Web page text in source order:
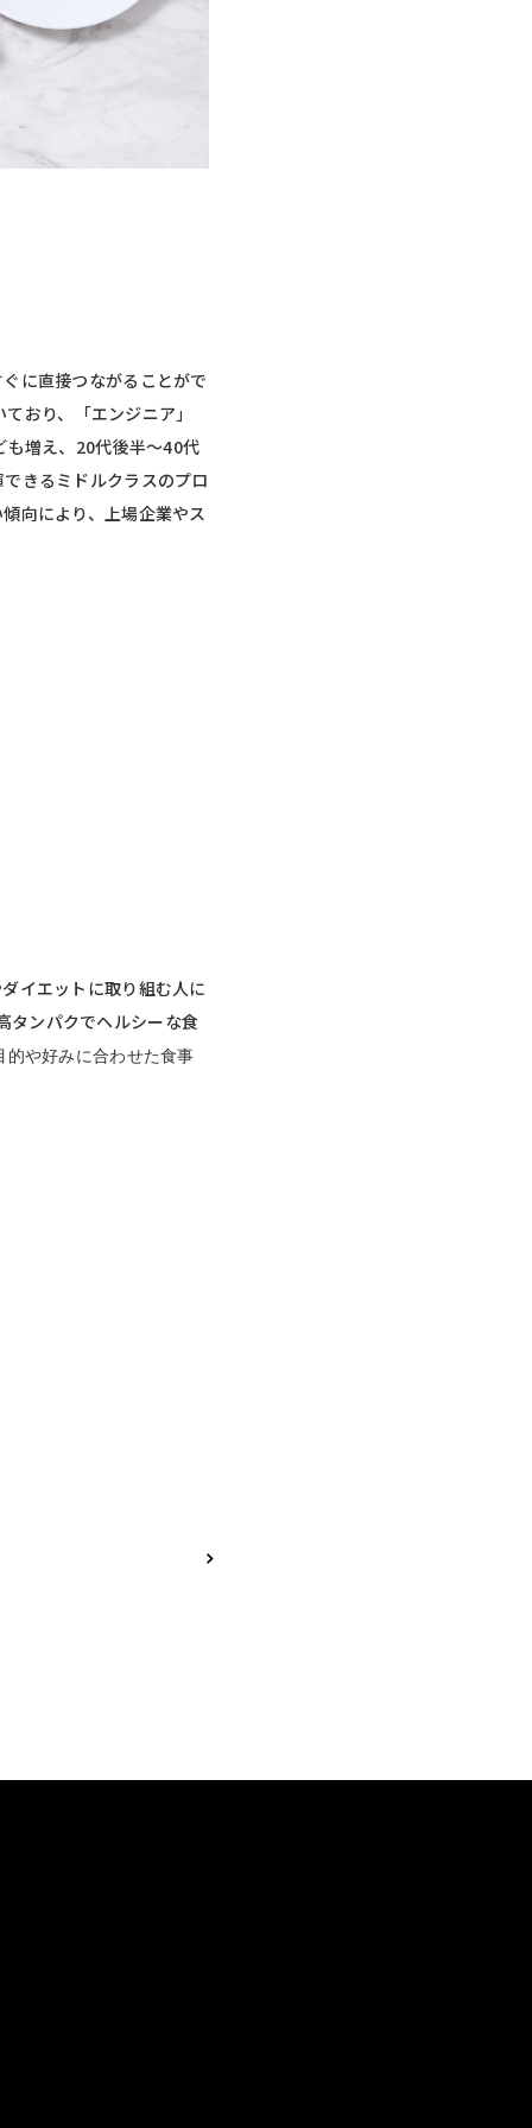
に直接つながることがで
おり、「エンジニア」
も増え、20代後半～40代
きるミドルクラスのプロ
向により、上場企業やス
イエットに取り組む人に
タンパクでヘルシーな食
や好みに合わせた食事